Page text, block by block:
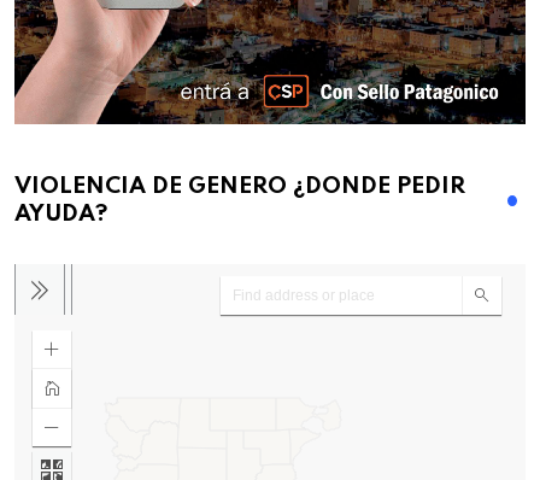
VIOLENCIA DE GENERO ¿DONDE PEDIR
AYUDA?